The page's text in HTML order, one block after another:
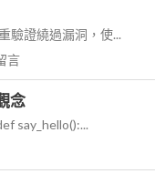
驗證繞過漏洞，使...
言
念
say_hello():...